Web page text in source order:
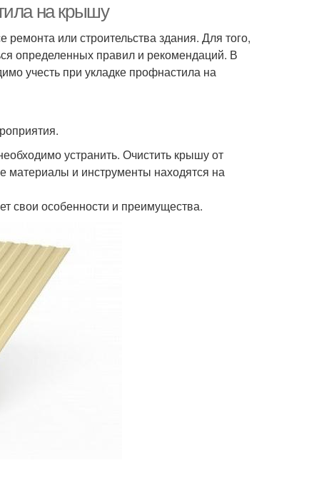
на крышу
или строительства здания. Для того,
определенных правил и рекомендаций. В
учесть при укладке профнастила на
устранить. Очистить крышу от
материалы и инструменты находятся на
свои особенности и преимущества.